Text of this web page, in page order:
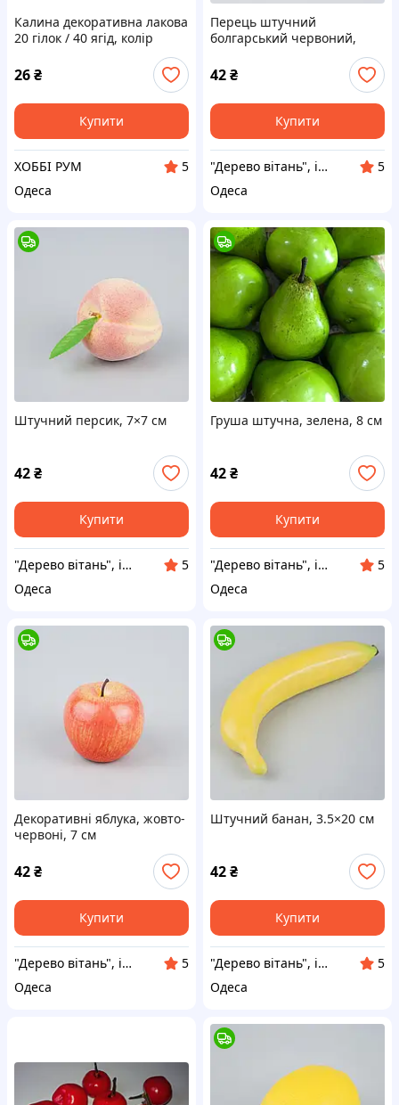
Калина декоративна лакова
20 гілок / 40 ягід, колір
26₴
Купити
ХОББІ РУМ
5
Одеса
Перець штучний
болгарський червоний,
42₴
Купити
"Дерево вітань", інтернет-магазин
5
Одеса
Штучний персик, 7×7 см
42₴
Купити
"Дерево вітань", інтернет-магазин
5
Одеса
Груша штучна, зелена, 8 см
42₴
Купити
"Дерево вітань", інтернет-магазин
5
Одеса
Декоративні яблука, жовто-
червоні, 7 см
42₴
Купити
"Дерево вітань", інтернет-магазин
5
Одеса
Штучний банан, 3.5×20 см
42₴
Купити
"Дерево вітань", інтернет-магазин
5
Одеса